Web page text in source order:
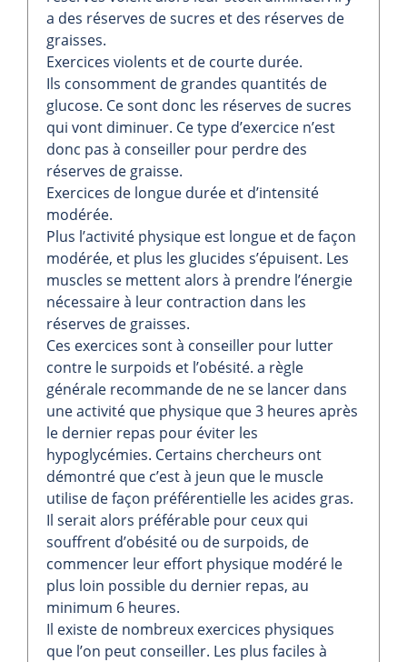
a des réserves de sucres et des réserves de
graisses.
Exercices violents et de courte durée.
Ils consomment de grandes quantités de
glucose. Ce sont donc les réserves de sucres
qui vont diminuer. Ce type d’exercice n’est
donc pas à conseiller pour perdre des
réserves de graisse.
Exercices de longue durée et d’intensité
modérée.
Plus l’activité physique est longue et de façon
modérée, et plus les glucides s’épuisent. Les
muscles se mettent alors à prendre l’énergie
nécessaire à leur contraction dans les
réserves de graisses.
Ces exercices sont à conseiller pour lutter
contre le surpoids et l’obésité. a règle
générale recommande de ne se lancer dans
une activité que physique que 3 heures après
le dernier repas pour éviter les
hypoglycémies. Certains chercheurs ont
démontré que c’est à jeun que le muscle
utilise de façon préférentielle les acides gras.
Il serait alors préférable pour ceux qui
souffrent d’obésité ou de surpoids, de
commencer leur effort physique modéré le
plus loin possible du dernier repas, au
minimum 6 heures.
Il existe de nombreux exercices physiques
que l’on peut conseiller. Les plus faciles à